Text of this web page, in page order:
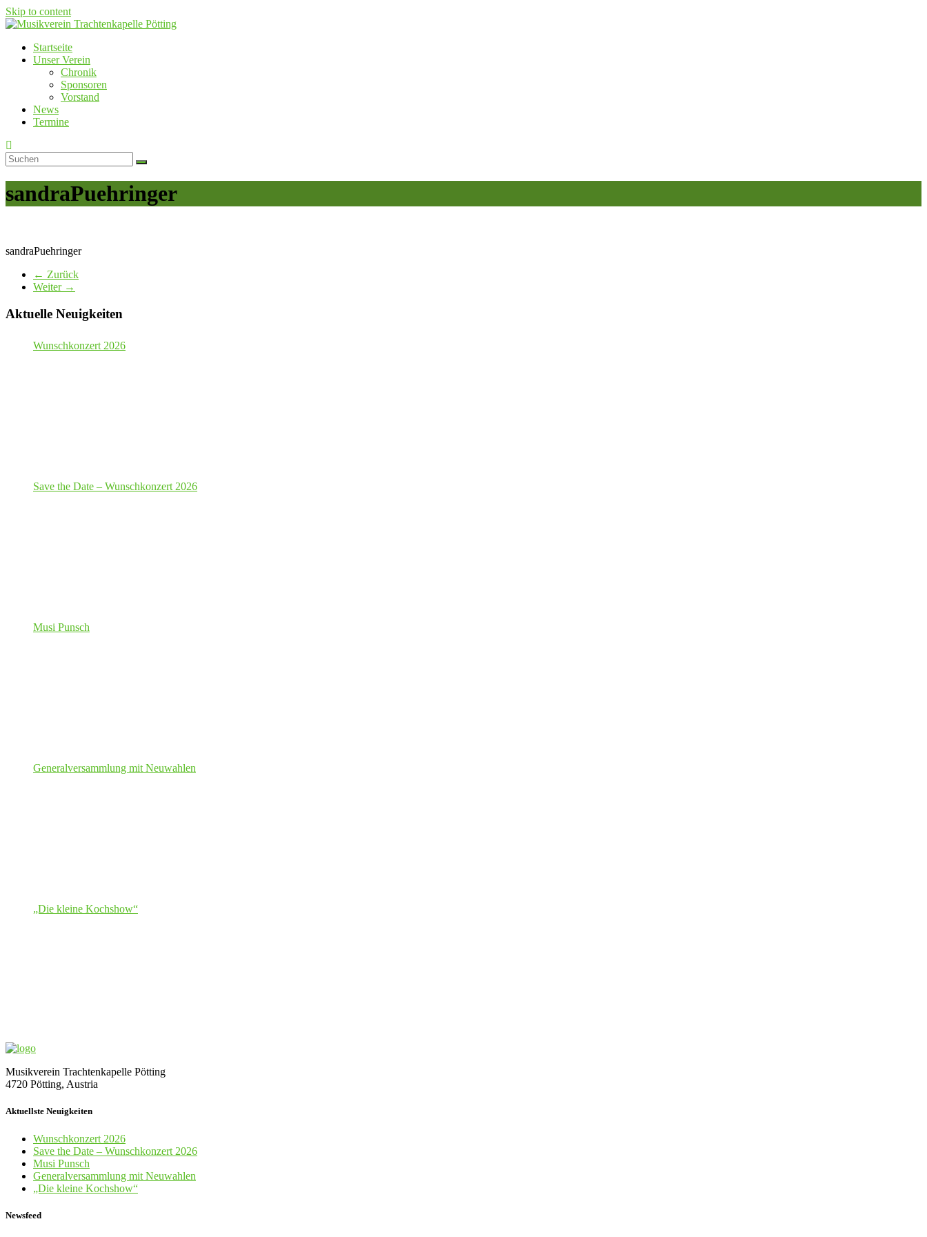
Skip to content
Musikverein Trachtenkapelle Pötting
Startseite
Unser Verein
Chronik
Sponsoren
Vorstand
News
Termine
sandraPuehringer
sandraPuehringer
← Zurück
Weiter →
Aktuelle Neuigkeiten
Wunschkonzert 2026
Save the Date – Wunschkonzert 2026
Musi Punsch
Generalversammlung mit Neuwahlen
„Die kleine Kochshow“
Musikverein Trachtenkapelle Pötting
4720 Pötting, Austria
Aktuellste Neuigkeiten
Wunschkonzert 2026
Save the Date – Wunschkonzert 2026
Musi Punsch
Generalversammlung mit Neuwahlen
„Die kleine Kochshow“
Newsfeed